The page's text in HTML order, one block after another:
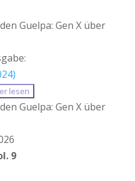
lesen
9